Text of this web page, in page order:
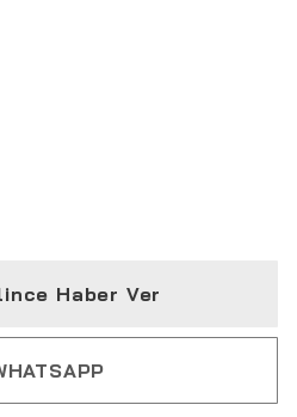
Haber Ver